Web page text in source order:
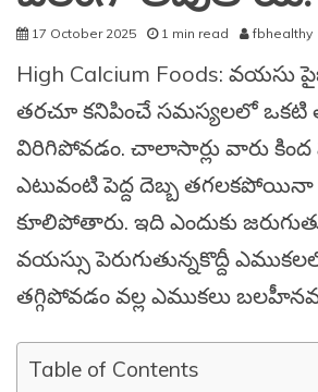
17 October 2025 1 min read fbhealthy
High Calcium Foods:
తరచూ కనిపించే సమస్యలలో ఒకటి
విరిగిపోవడం. చాలాసార్లు వారు
ఎటువంటి పెద్ద దెబ్బ
కూలిపోతారు. ఇది ఎందుకు
వయస్సు పెరుగుతున్నకొద్దీ
తగ్గిపోవడం వల్ల ఎముకలు
Table of Contents